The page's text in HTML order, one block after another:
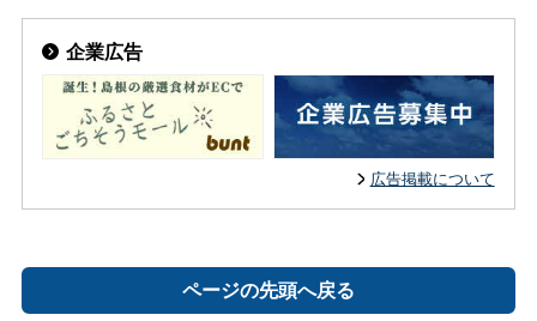
企業広告
広告掲載について
ページの先頭へ戻る